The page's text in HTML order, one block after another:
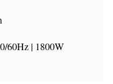
60Hz | 1800W